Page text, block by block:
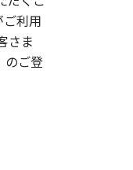
利用
さま
のご登